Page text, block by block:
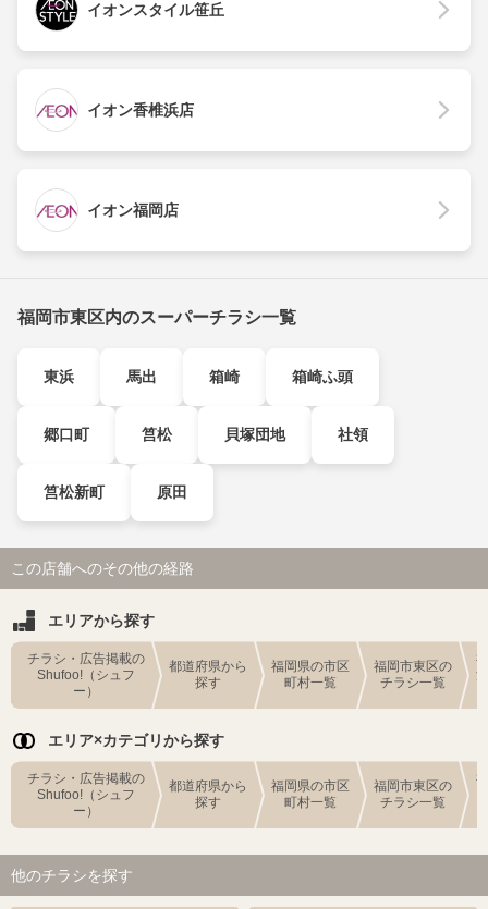
イオンスタイル笹丘
イオン香椎浜店
イオン福岡店
福岡市東区内のスーパーチラシ一覧
東浜 馬出 箱崎 箱崎ふ頭
郷口町 筥松 貝塚団地 社領
筥松新町 原田
この店舗へのその他の経路
エリアから探す
チラシ・広告掲載の
Shufoo!（シュフ
ー）
都道府県から
探す
福岡県の市区
町村一覧
福岡市東区の
チラシ一覧
エリア×カテゴリから探す
チラシ・広告掲載の
Shufoo!（シュフ
ー）
都道府県から
探す
福岡県の市区
町村一覧
福岡市東区の
チラシ一覧
他のチラシを探す